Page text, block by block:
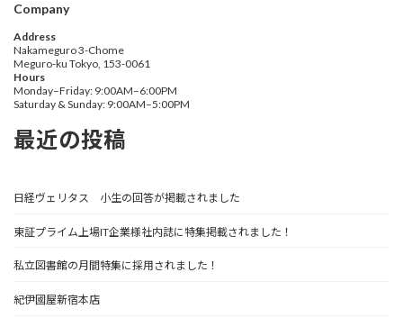
Company
Address
Nakameguro 3-Chome
Meguro-ku Tokyo, 153-0061
Hours
Monday–Friday: 9:00AM–6:00PM
Saturday & Sunday: 9:00AM–5:00PM
最近の投稿
日経ヴェリタス 小生の回答が掲載されました
東証プライム上場IT企業様社内誌に特集掲載されました！
私立図書館の月間特集に採用されました！
紀伊國屋新宿本店